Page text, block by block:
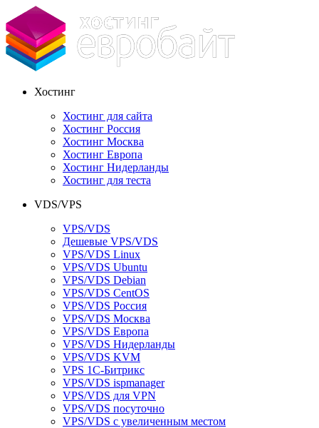
Хостинг
Хостинг для сайта
Хостинг Россия
Хостинг Москва
Хостинг Европа
Хостинг Нидерланды
Хостинг для теста
VDS/VPS
VPS/VDS
Дешевые VPS/VDS
VPS/VDS Linux
VPS/VDS Ubuntu
VPS/VDS Debian
VPS/VDS CentOS
VPS/VDS Россия
VPS/VDS Москва
VPS/VDS Европа
VPS/VDS Нидерланды
VPS/VDS KVM
VPS 1С-Битрикс
VPS/VDS ispmanager
VPS/VDS для VPN
VPS/VDS посуточно
VPS/VDS с увеличенным местом